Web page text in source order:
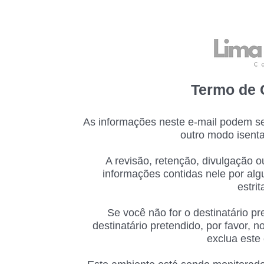
Termo de
As informações neste e-mail podem
outro modo
A revisão, retenção, divulgação
informações contidas nele por
Se você não for o destinatário
destinatário pretendido, por favor,
exclua este